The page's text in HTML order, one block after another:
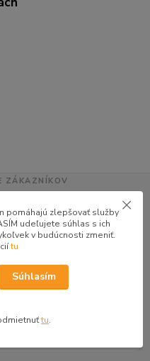
ZÁKAZNÍKOV
· Google
iné miesto odberu a vodič
pomáhajú zlepšovať služby
udeľujete súhlas s ich
v budúcnosti zmeniť.
tu
Súhlasím
tu.